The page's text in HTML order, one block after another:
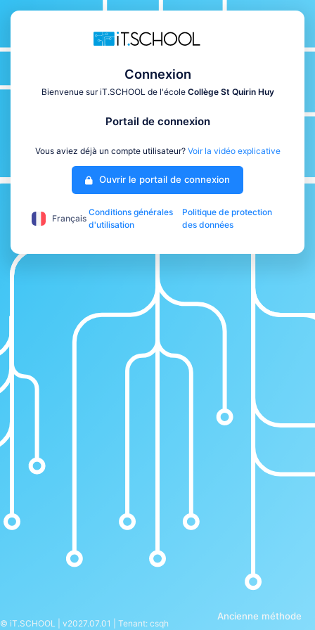
Connexion
Bienvenue sur iT.SCHOOL de l'école Collège St Quirin Huy
Portail de connexion
Vous aviez déjà un compte utilisateur? Voir la vidéo explicative
Ouvrir le portail de connexion
Français
Conditions générales
d'utilisation
Politique de protection
des données
© iT.SCHOOL | v2027.07.01 | Tenant: csqh
Ancienne méthode